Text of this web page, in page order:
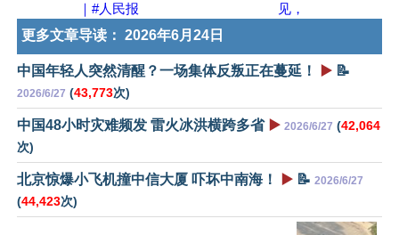
｜#人民报
见，
更多文章导读： 2026年6月24日
中国年轻人突然清醒？一场集体反叛正在蔓延！ ▶️ 📝
2026/6/27 (43,773次)
中国48小时灾难频发 雷火冰洪横跨多省 ▶️ 2026/6/27 (42,064
次)
北京惊爆小飞机撞中信大厦 吓坏中南海！ ▶️ 📝 2026/6/27
(44,423次)